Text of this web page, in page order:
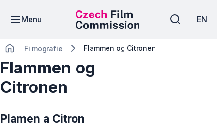
Menu EN
Filmografie Flammen og Citronen
Flammen og
Citronen
Plamen a Citron